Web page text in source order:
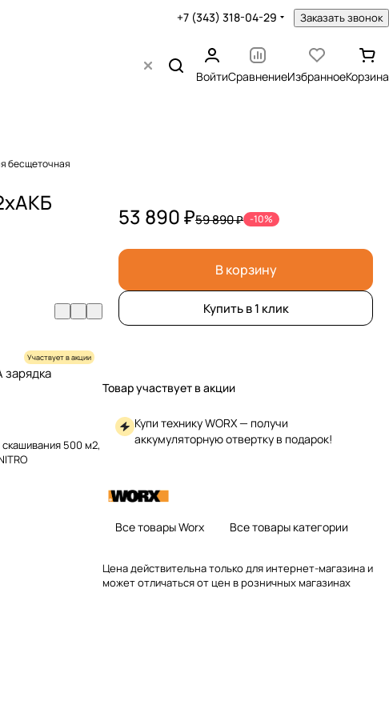
+7 (343) 318-04-29 Заказать звонок
ВойтиСравнениеИзбранноеКорзина
бесщеточная
Участвует в акции
зарядка
500 м2,
53 890 ₽59 890 ₽ -10%
В корзину
Купить в 1 клик
Товар участвует в акции
Купи технику WORX — получи
аккумуляторную отвертку в подарок!
Все товары Worx Все товары категории
Цена действительна только для интернет-магазина и
может отличаться от цен в розничных магазинах